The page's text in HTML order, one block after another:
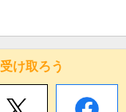
け取ろう